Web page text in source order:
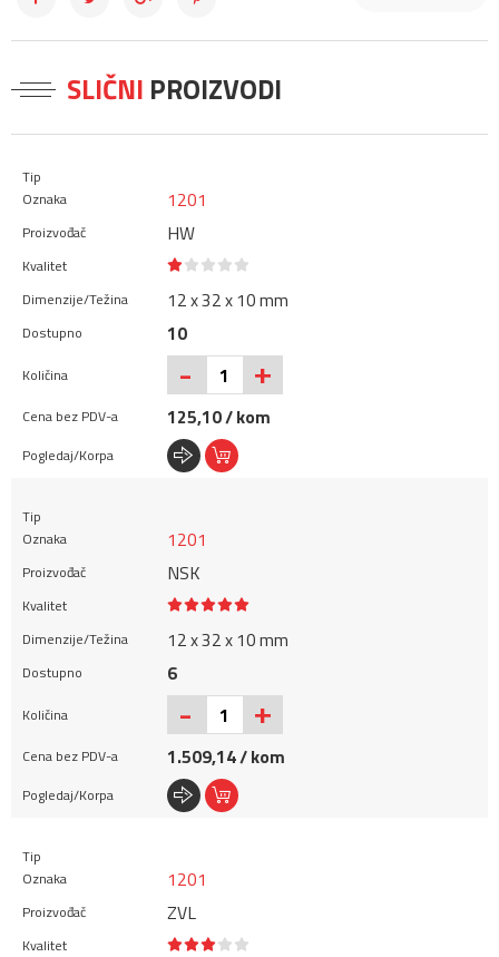
SLIČNI PROIZVODI
1201
HW
12 x 32 x 10 mm
10
- +
125,10 / kom
1201
NSK
12 x 32 x 10 mm
6
- +
1.509,14 / kom
1201
ZVL